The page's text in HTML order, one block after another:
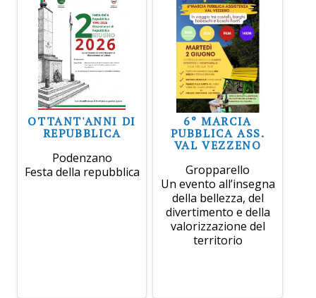
OTTANT'ANNI DI
REPUBBLICA
Podenzano
Festa della repubblica
6° MARCIA
PUBBLICA ASS.
VAL VEZZENO
Gropparello
Un evento all’insegna
della bellezza, del
divertimento e della
valorizzazione del
territorio